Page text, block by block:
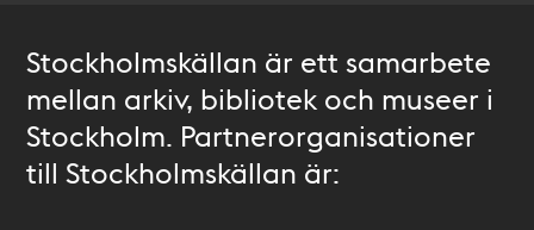
Stockholmskällan är ett samarbete
mellan arkiv, bibliotek och museer i
Stockholm. Partnerorganisationer
till Stockholmskällan är: